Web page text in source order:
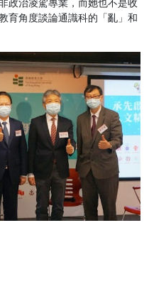
政治凌駕專業，而她也不是收
育角度談論通識科的「亂」和